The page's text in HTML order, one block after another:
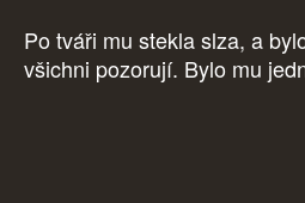
Po tváři mu stekla slza, a
všichni pozorují. Bylo mu